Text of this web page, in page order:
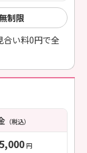
制限
合い料0円で全
（税込）
円